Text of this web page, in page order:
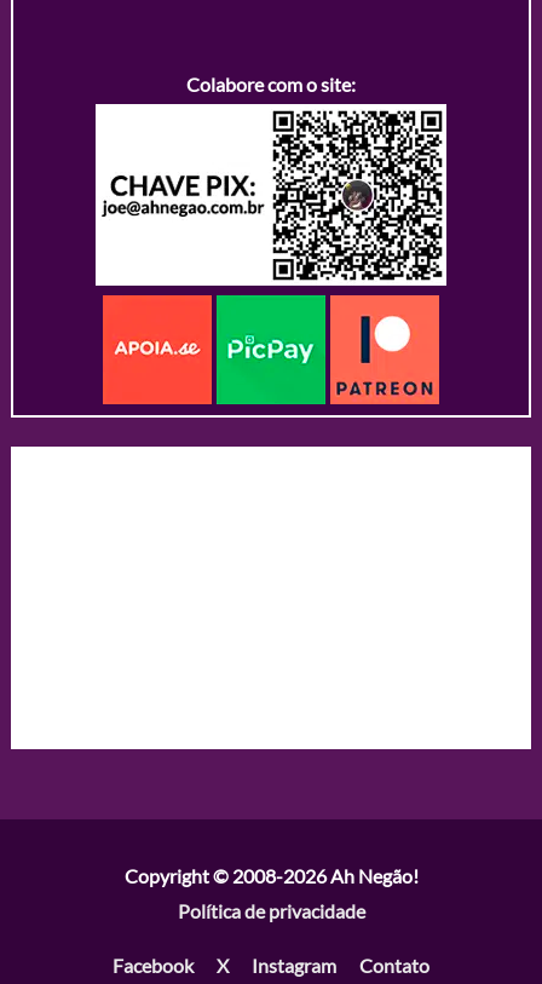
Colabore com o site:
Copyright © 2008-2026Ah Negão!
Política de privacidade
Facebook X Instagram Contato